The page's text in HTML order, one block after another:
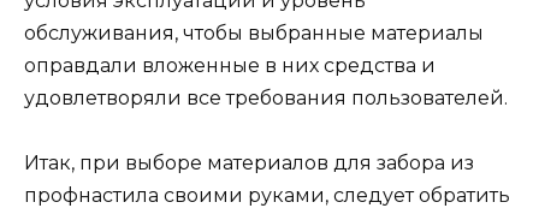
обслуживания, чтобы выбранные материалы
оправдали вложенные в них средства и
удовлетворяли все требования пользователей.
Итак, при выборе материалов для забора из
профнастила своими руками, следует обратить